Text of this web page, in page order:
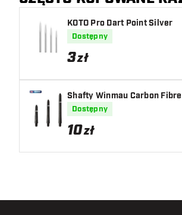
KOTO Pro Dart Point Silver
Dostępny
3zł
Shafty Winmau Carbon Fibre
Dostępny
10zł